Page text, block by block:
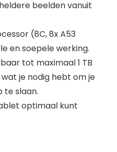
beelden vanuit
(8C, 8x A53
en soepele werking.
tot maximaal 1 TB
je nodig hebt om je
te slaan.
optimaal kunt